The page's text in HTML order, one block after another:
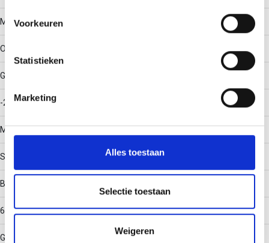
Uw apparaat identificeren door het actief te scannen
op specifieke eigenschappen (fingerprinting)
verwerkt en stel uw voorkeuren in het
detailgedeelte in.
personaliseren, om functies voor social media te bieden
en om ons websiteverkeer te analyseren. Ook delen we
partners voor social media, adverteren en analyse. Deze
partners kunnen deze gegevens combineren met andere
informatie die u aan ze heeft verstrekt of die ze hebben
verzameld op basis van uw gebruik van hun services.
Voorkeuren
Statistieken
Marketing
Alles toestaan
Selectie toestaan
Weigeren
Materiaalkwaliteit
Overig
Gebruikstemperatuur
-20 - 120
Materiaal
Staal
Binnenstraal
60
Geschikt voor kabelgootbreedte